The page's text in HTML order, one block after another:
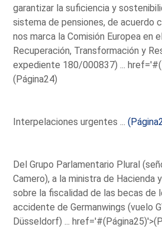
garantizar la suficiencia y
sistema de pensiones, de acuerdo
nos marca la Comisión Europea en
Recuperación, Transformación y
expediente 180/000837) ...
(Página24)
Interpelaciones urgentes ...
Del Grupo Parlamentario Plural
Camero), a la ministra de Hacienda
sobre la fiscalidad de las becas de
accidente de Germanwings (vuelo
Düsseldorf) ...